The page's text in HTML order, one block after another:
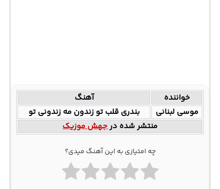
خواننده
آهنگ
موسی لبنانی
بندری قلب تو زندون مه زندونی تو
منتشر شده درجهش موزیک
چه امتیازی به این آهنگ میدی؟